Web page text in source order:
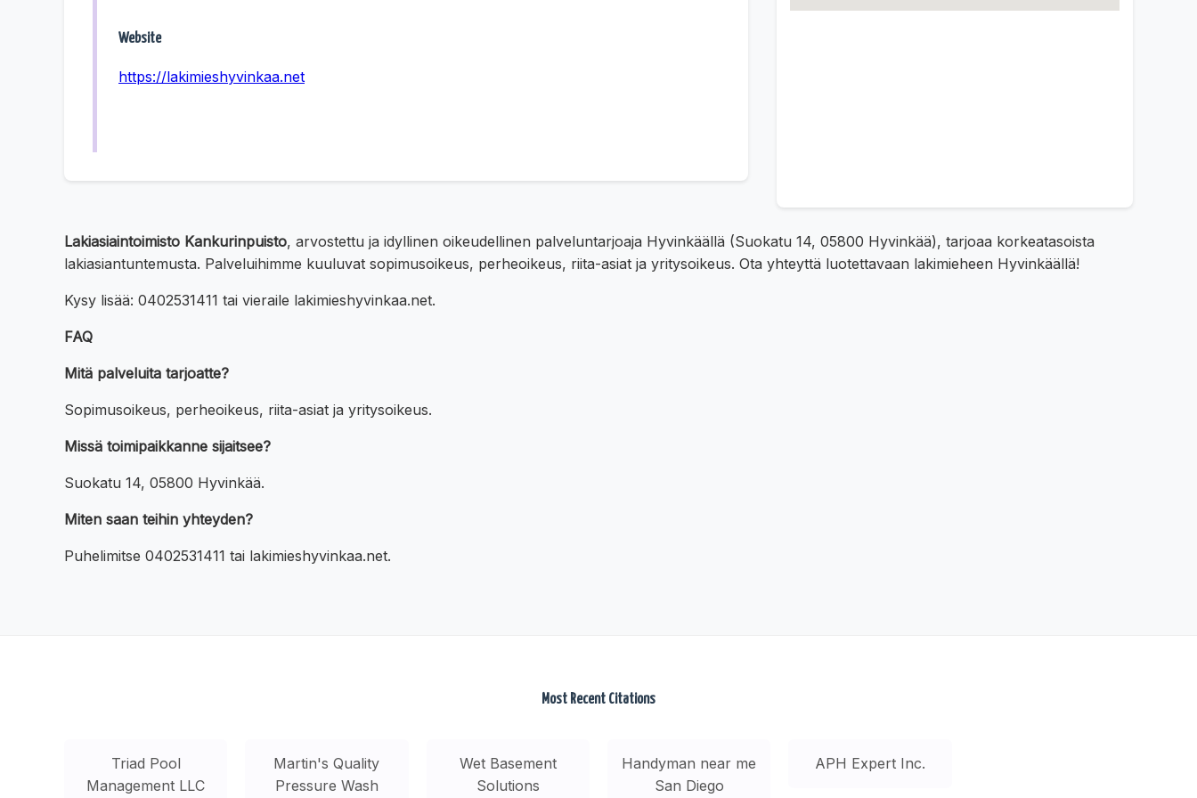
Website
https://lakimieshyvinkaa.net
Lakiasiaintoimisto Kankurinpuisto, arvostettu ja idyllinen oikeudellinen palveluntarjoaja Hyvinkäällä (Suokatu 14, 05800 Hyvinkää), tarjoaa korkeatasoista
lakiasiantuntemusta. Palveluihimme kuuluvat sopimusoikeus, perheoikeus, riita-asiat ja yritysoikeus. Ota yhteyttä luotettavaan lakimieheen Hyvinkäällä!
Kysy lisää: 0402531411 tai vieraile lakimieshyvinkaa.net.
FAQ
Mitä palveluita tarjoatte?
Sopimusoikeus, perheoikeus, riita-asiat ja yritysoikeus.
Missä toimipaikkanne sijaitsee?
Suokatu 14, 05800 Hyvinkää.
Miten saan teihin yhteyden?
Puhelimitse 0402531411 tai lakimieshyvinkaa.net.
Most Recent Citations
Triad Pool
Management LLC
Martin's Quality
Pressure Wash
Wet Basement
Solutions
Handyman near me
San Diego
APH Expert Inc.